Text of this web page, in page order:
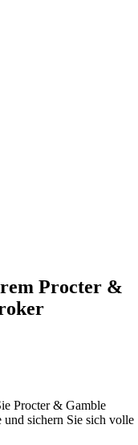
Procter &
Procter & Gamble
sichern Sie sich volle